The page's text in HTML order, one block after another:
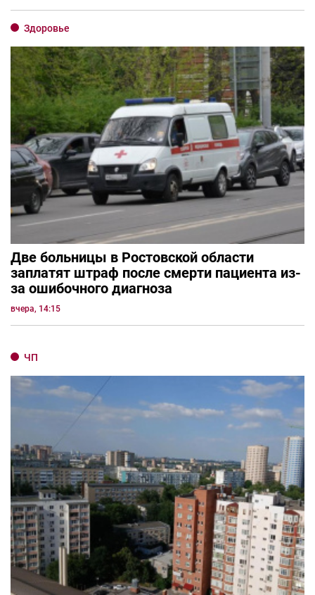
Здоровье
Две больницы в Ростовской области
заплатят штраф после смерти пациента из-
за ошибочного диагноза
вчера, 14:15
ЧП